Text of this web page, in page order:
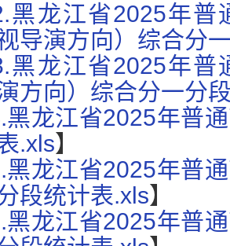
黑龙江省2025年普
导演方向）综合分
黑龙江省2025年普
方向）综合分一分
黑龙江省2025年普
.xls】
黑龙江省2025年普
段统计表.xls】
黑龙江省2025年普